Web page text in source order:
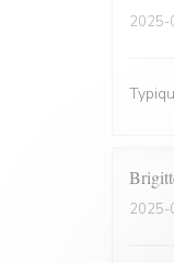
2025-
2025-